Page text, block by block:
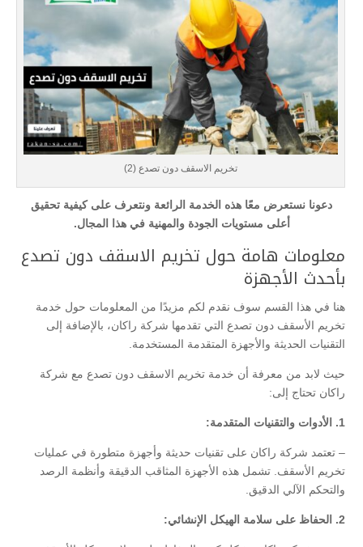
تخريم الاسقف دون تصدع (2)
دعونا نستعرض معًا هذه الخدمة الرائعة ونتعرف على كيفية تحقيق
أعلى مستويات الجودة والمهنية في هذا المجال.
معلومات هامة حول تخريم الاسقف دون تصدع
بأحدث الأجهزة
هنا في هذا القسم سوف نقدم لكم مزيدًا من المعلومات حول خدمة
تخريم الأسقف دون تصدع التي تقدمها شركة راكان، بالإضافة إلى
التقنيات الحديثة والأجهزة المتقدمة المستخدمة.
حيث لابد من معرفة أن خدمة تخريم الاسقف دون تصدع مع شركة
راكان تحتاج إلى:
1. الأدوات والتقنيات المتقدمة:
– تعتمد شركة راكان على تقنيات حديثة وأجهزة متطورة في عمليات
تخريم الأسقف. تشمل هذه الأجهزة المثاقب الدقيقة وأنظمة الرصد
والتحكم الآلي الدقيق.
2. الحفاظ على سلامة الهيكل الإنشائي: